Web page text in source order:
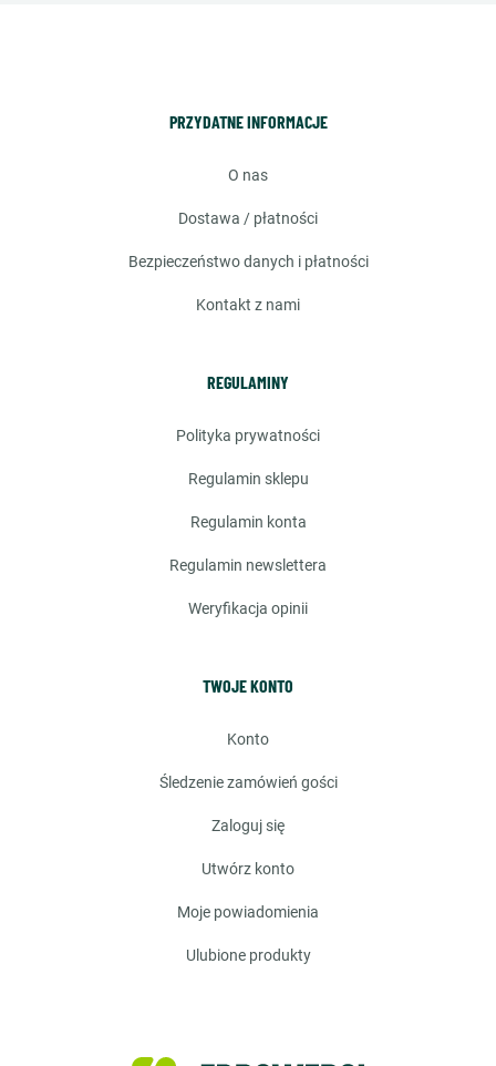
PRZYDATNE INFORMACJE
o nas
dostawa / płatności
bezpieczeństwo danych i płatności
kontakt z nami
REGULAMINY
polityka prywatności
regulamin sklepu
regulamin konta
regulamin newslettera
weryfikacja opinii
TWOJE KONTO
konto
śledzenie zamówień gości
zaloguj się
utwórz konto
moje powiadomienia
ulubione produkty